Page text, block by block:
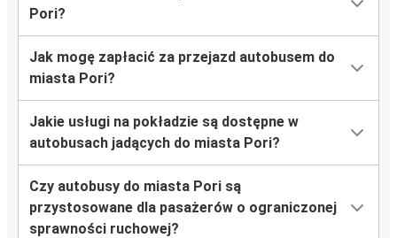
Pori?
Jak mogę zapłacić za przejazd autobusem do
miasta Pori?
Jakie usługi na pokładzie są dostępne w
autobusach jadących do miasta Pori?
Czy autobusy do miasta Pori są
przystosowane dla pasażerów o ograniczonej
sprawności ruchowej?